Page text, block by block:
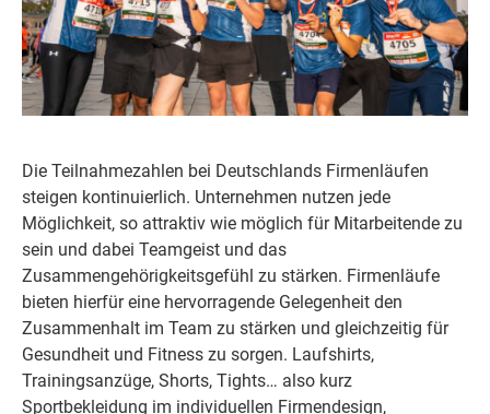
Die Teilnahmezahlen bei Deutschlands Firmenläufen
steigen kontinuierlich. Unternehmen nutzen jede
Möglichkeit, so attraktiv wie möglich für Mitarbeitende zu
sein und dabei Teamgeist und das
Zusammengehörigkeitsgefühl zu stärken. Firmenläufe
bieten hierfür eine hervorragende Gelegenheit den
Zusammenhalt im Team zu stärken und gleichzeitig für
Gesundheit und Fitness zu sorgen. Laufshirts,
Trainingsanzüge, Shorts, Tights… also kurz
Sportbekleidung im individuellen Firmendesign,